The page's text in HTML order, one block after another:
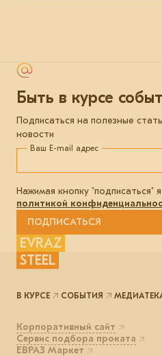
Быть в курсе
Подписаться на полезные
новости
Ваш E-mail адрес
Нажимая кнопку "подписаться"
политикой
ПОДПИСАТЬСЯ
EVRAZ
STEEL
Корпоративный сайт
Сервис подбора проката
ЕВРАЗ Маркет
В КУРСЕ СОБЫТИЯ